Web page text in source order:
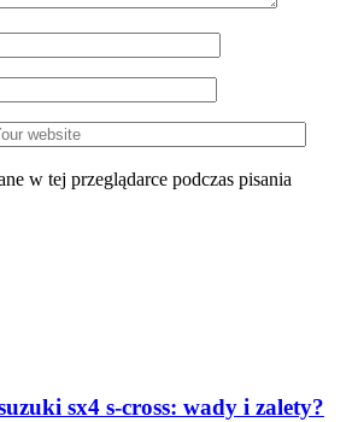
w tej przeglądarce podczas pisania
sx4 s-cross: wady i zalety?